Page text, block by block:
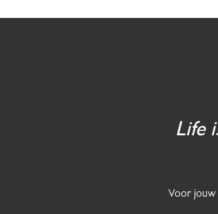
Life
Voor jouw